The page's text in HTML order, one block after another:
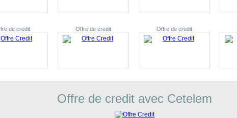
de credit Offre de credit Offre de credit
Offre de credit avec Cetelem